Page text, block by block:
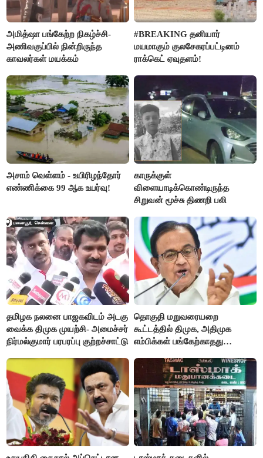
அமித்ஷா பங்கேற்ற நிகழ்ச்சி-
அணிவகுப்பில் நின்றிருந்த
காவலர்கள் மயக்கம்
#BREAKING தனியார்
மயமாகும் குலசேகரப்பட்டினம்
ராக்கெட் ஏவுதளம்!
அசாம் வெள்ளம் - உயிரிழந்தோர்
எண்ணிக்கை 99 ஆக உயர்வு!
காருக்குள்
விளையாடிக்கொண்டிருந்த
சிறுவன் மூச்சு திணறி பலி
தமிழக நலனை பாஜகவிடம் அடகு
வைக்க திமுக முயற்சி- அமைச்சர்
நிர்மல்குமார் பரபரப்பு குற்றச்சாட்டு
தொகுதி மறுவரையறை
கூட்டத்தில் திமுக, அதிமுக
எம்பிக்கள் பங்கேற்காதது